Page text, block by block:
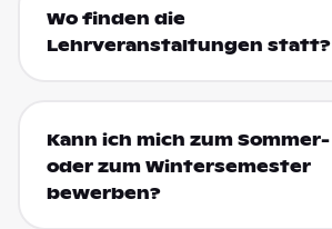
Wo finden die
Lehrveranstaltungen statt?
Kann ich mich zum Sommer-
oder zum Wintersemester
bewerben?